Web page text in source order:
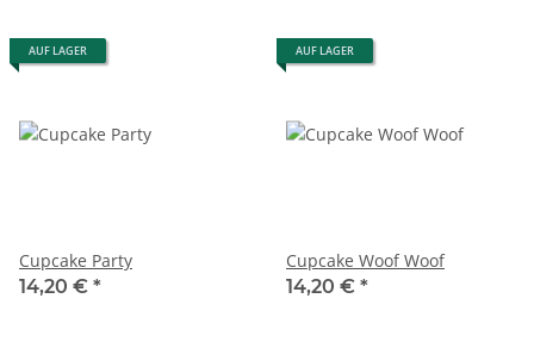
AUF LAGER
Cupcake Party
14,20 € *
AUF LAGER
Cupcake Woof Woof
14,20 € *